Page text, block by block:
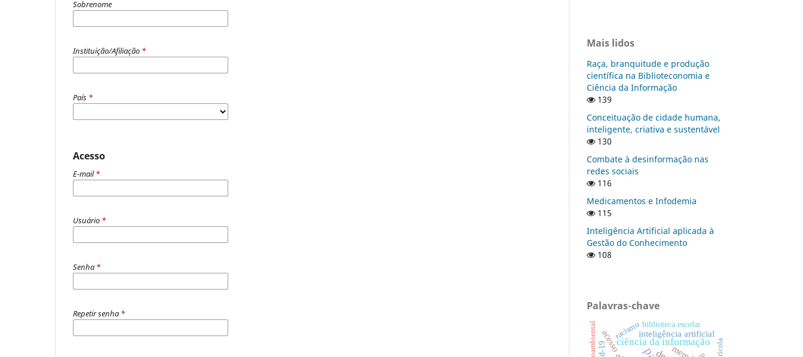
Sobrenome
Instituição/Afiliação *
País *
Acesso
E-mail*
Usuário *
Senha *
Repetir senha *
Mais lidos
Raça, branquitude e produção
científica na Biblioteconomia e
Ciência da Informação
139
Conceituação de cidade humana,
inteligente, criativa e sustentável
130
Combate à desinformação nas
redes sociais
116
Medicamentos e Infodemia
115
Inteligência Artificial aplicada à
Gestão do Conhecimento
108
Palavras-chave
ciência da informação
inteligência artificial
racismo biblioteca escolar